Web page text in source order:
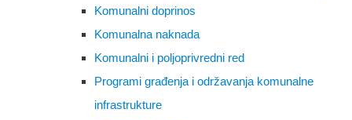
Komunalni doprinos
Komunalna naknada
Komunalni i poljoprivredni red
Programi građenja i održavanja komunalne
infrastrukture